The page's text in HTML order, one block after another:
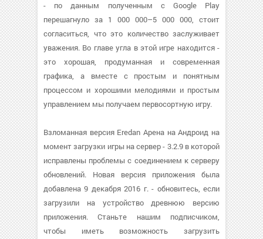
- по данным полученным с Google Play
перешагнуло за 1 000 000–5 000 000, стоит
согласиться, что это количество заслуживает
уважения. Во главе угла в этой игре находится -
это хорошая, продуманная и современная
графика, а вместе с простым и понятным
процессом и хорошими мелодиями и простым
управлением мы получаем первосортную игру.
Взломанная версия Eredan Арена на Андроид на
момент загрузки игры на сервер - 3.2.9 в которой
исправлены проблемы с соединением к серверу
обновлений. Новая версия приложения была
добавлена 9 декабря 2016 г. - обновитесь, если
загрузили на устройство древнюю версию
приложения. Станьте нашим подписчиком,
чтобы иметь возможность загрузить